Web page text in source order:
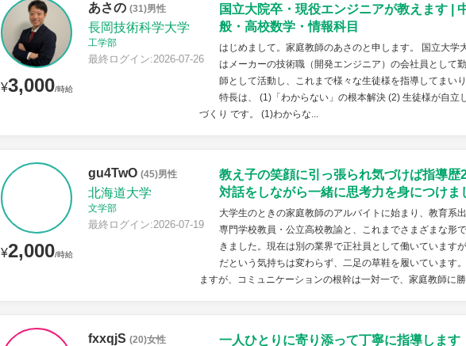
¥3,000/時給
あさの (31)男性
長岡技術科学大学
工学部
最終ログイン:2026-07-26
国立大院卒・現役エンジニアが教えます |
般・高校数学・情報科目
はじめまして。家庭教師のあさのと申します。 国立大学
はメーカーの技術職（開発エンジニア）の会社員として
師として活動し、これまで様々な生徒様を指導してまい
特長は、 (1)「わからない」の根本解決 (2) 生徒様が自立
づくり です。 (1)わからな...
¥2,000/時給
gu4TwO (45)男性
北海道大学
文学部
最終ログイン:2026-07-19
教え子の笑顔に引っ張られ気づけば指導
対話をしながら一緒に思考力を身につけま
大学生のときの家庭教師のアルバイトに始まり、教育系
専門学校教員・公立高校教諭と、これまでさまざまな形
きました。現在は別の業界で正社員として働いています
だという気持ちは変わらず、二足の草鞋を履いています
ますが、コミュニケーションの根幹は一対一で、家庭教師に
fxxqjS (20)女性 一人ひとりに寄り添って丁寧に指導します